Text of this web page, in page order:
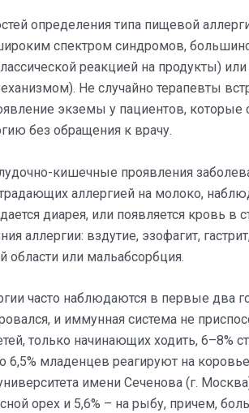
определения типа пищевой
спектром синдромов,
реакцией на продукты)
Не случайно терапевты
экземы у пациентов, которые
без обращения к врачу.
кишечные проявления
аллергией на молоко,
диарея, или появляется кровь
аллергии: вздутие, эзофагит,
или мальабсорбция.
часто наблюдаются в первые два
и иммунная система не
только начинающих ходить, 6–8%
6,5% младенцев реагируют на
имени Сеченова (г.
орех и 5,6% – на рыбу, причем,